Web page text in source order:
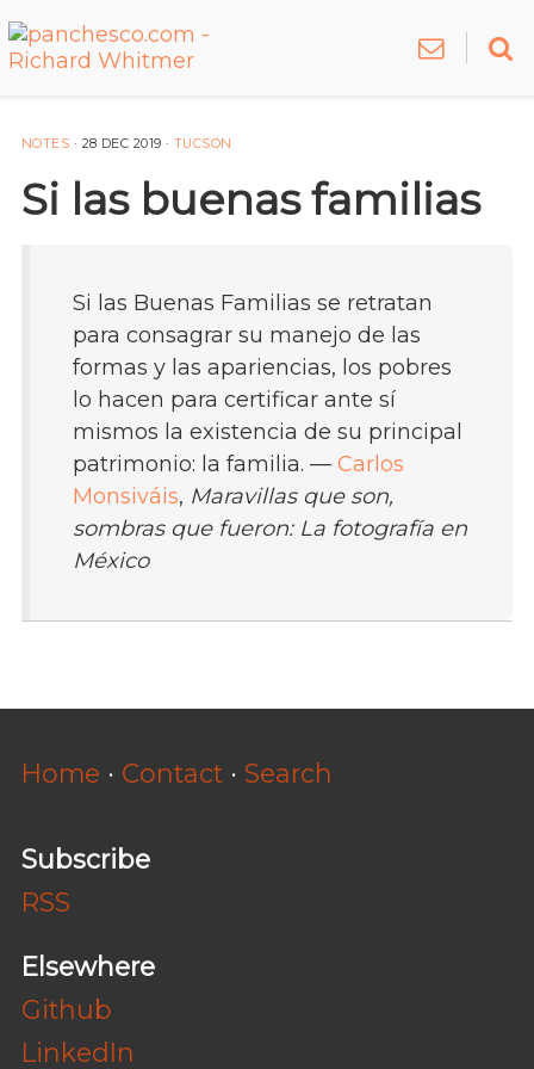
NOTES · 28 DEC 2019 · TUCSON
Si las buenas familias
Si las Buenas Familias se retratan
para consagrar su manejo de las
formas y las apariencias, los pobres
lo hacen para certificar ante sí
mismos la existencia de su principal
patrimonio: la familia. —Carlos
Monsiváis, Maravillas que son,
sombras que fueron: La fotografía en
México
Home · Contact · Search
Subscribe
RSS
Elsewhere
Github
LinkedIn